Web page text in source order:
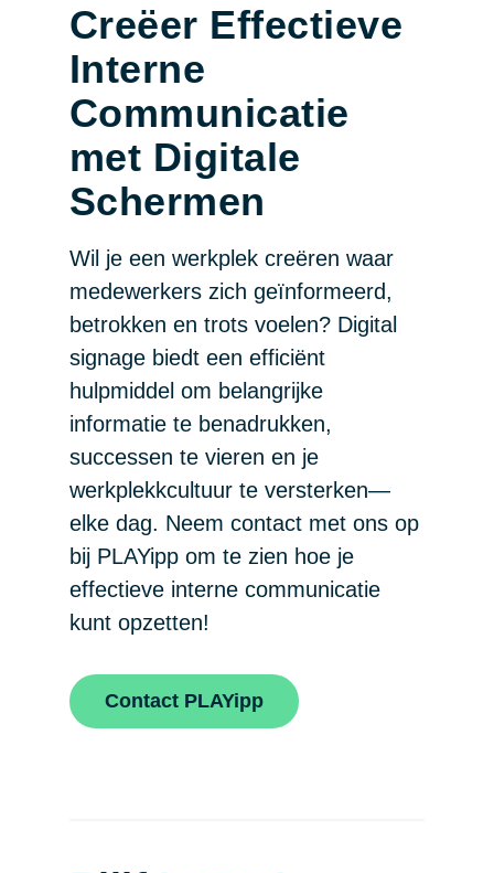
Creëer Effectieve
Interne
Communicatie
met Digitale
Schermen
Wil je een werkplek creëren waar
medewerkers zich geïnformeerd,
betrokken en trots voelen? Digital
signage biedt een efficiënt
hulpmiddel om belangrijke
informatie te benadrukken,
successen te vieren en je
werkplekkcultuur te versterken—
elke dag. Neem contact met ons op
bij PLAYipp om te zien hoe je
effectieve interne communicatie
kunt opzetten!
Contact PLAYipp